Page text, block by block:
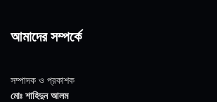
আমাদের সম্পর্কে
সম্পাদক ও প্রকাশক
মোঃ শাহিদুন আলম